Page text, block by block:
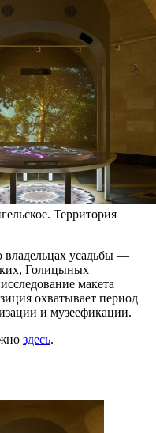
Территория
владельцах усадьбы —
Голицыных
макета
охватывает период
и музеефикации.
здесь.